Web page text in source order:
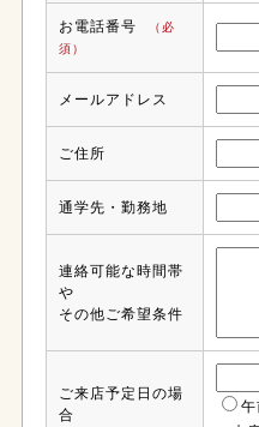
お電話番号
（必
須）
メールアドレス
ご住所
通学先・勤務地
連絡可能な時間帯
や
その他ご希望条件
ご来店予定日の場
合
午